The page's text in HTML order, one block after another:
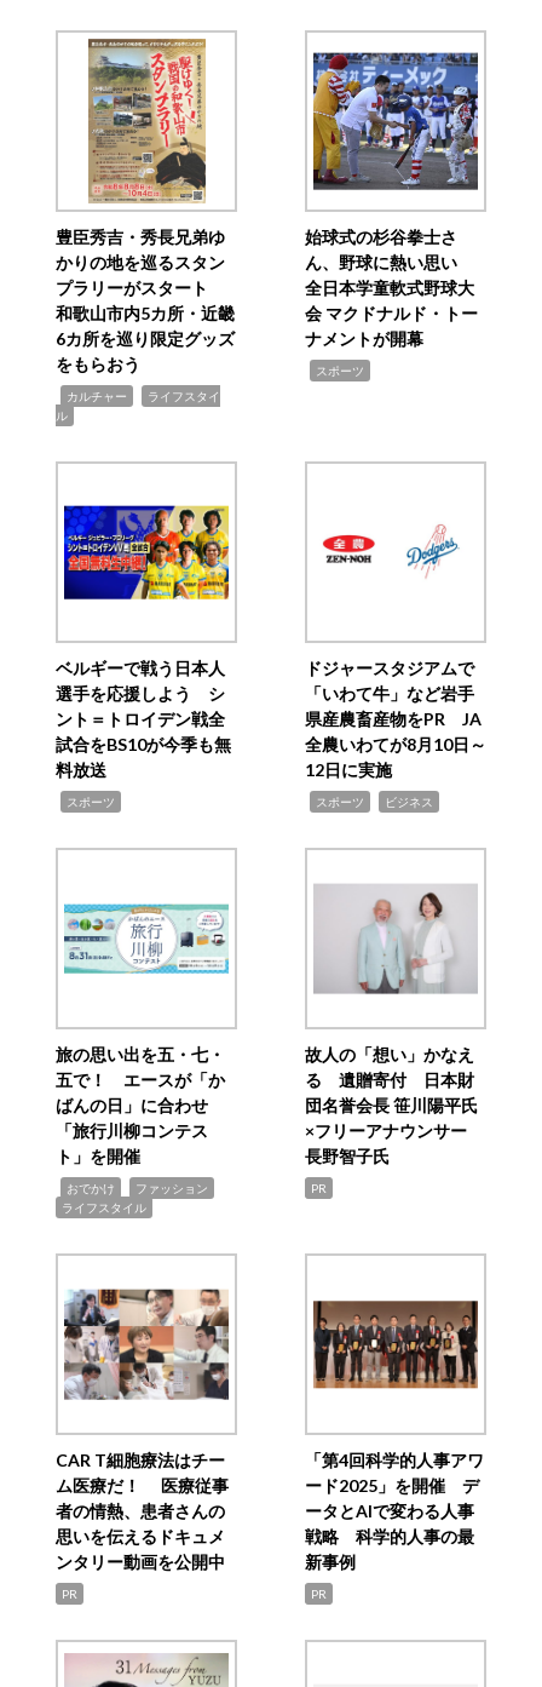
豊臣秀吉・秀長兄弟ゆ
かりの地を巡るスタン
プラリーがスタート
和歌山市内5カ所・近畿
6カ所を巡り限定グッズ
をもらおう
カルチャー
ライフスタイ
ル
始球式の杉谷拳士さ
ん、野球に熱い思い
全日本学童軟式野球大
会 マクドナルド・トー
ナメントが開幕
スポーツ
ベルギーで戦う日本人
選手を応援しよう シ
ント＝トロイデン戦全
試合をBS10が今季も無
料放送
スポーツ
ドジャースタジアムで
「いわて牛」など岩手
県産農畜産物をPR JA
全農いわてが8月10日～
12日に実施
スポーツ ビジネス
旅の思い出を五・七・
五で！ エースが「か
ばんの日」に合わせ
「旅行川柳コンテス
ト」を開催
おでかけ ファッション
ライフスタイル
故人の「想い」かなえ
る 遺贈寄付 日本財
団名誉会長 笹川陽平氏
×フリーアナウンサー
長野智子氏
PR
CAR T細胞療法はチー
ム医療だ！ 医療従事
者の情熱、患者さんの
思いを伝えるドキュメ
ンタリー動画を公開中
PR
「第4回科学的人事アワ
ード2025」を開催 デ
ータとAIで変わる人事
戦略 科学的人事の最
新事例
PR